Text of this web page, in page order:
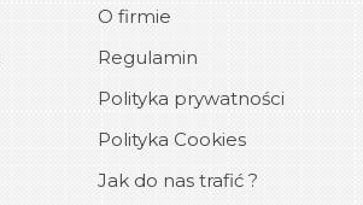
O firmie
Regulamin
Polityka prywatności
Polityka Cookies
Jak do nas trafić ?